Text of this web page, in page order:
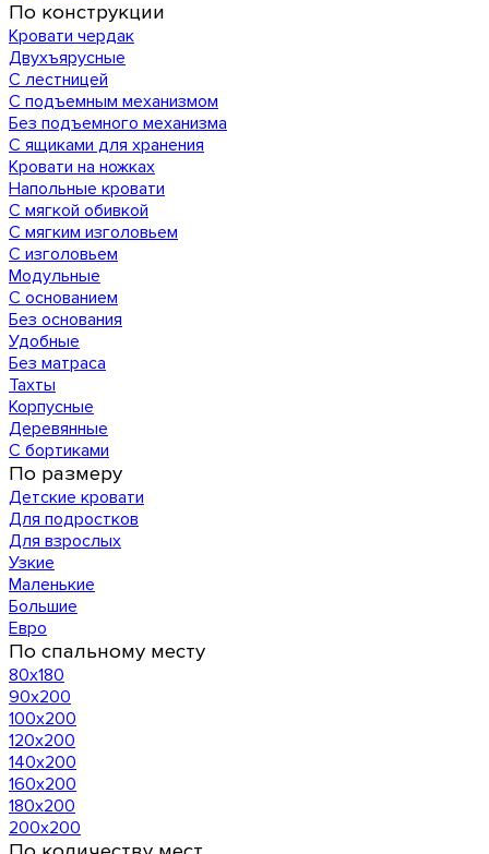
По конструкции
Кровати чердак
Двухъярусные
С лестницей
С подъемным механизмом
Без подъемного механизма
С ящиками для хранения
Кровати на ножках
Напольные кровати
С мягкой обивкой
С мягким изголовьем
С изголовьем
Модульные
С основанием
Без основания
Удобные
Без матраса
Тахты
Корпусные
Деревянные
С бортиками
По размеру
Детские кровати
Для подростков
Для взрослых
Узкие
Маленькие
Большие
Евро
По спальному месту
80х180
90х200
100х200
120x200
140х200
160х200
180х200
200х200